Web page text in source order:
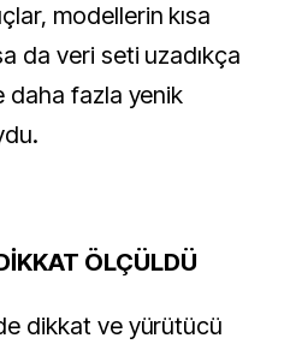
modellerin kısa
da veri seti uzadıkça
daha fazla yenik
ÖLÇÜLDÜ
dikkat ve yürütücü